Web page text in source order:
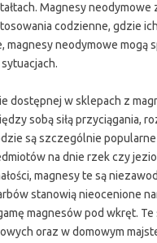
Magnesy
codzienne, gdzie
magnesy neodymowe mogą
dostępnej w sklepach z
sobą siłą przyciągania,
są szczególnie
na dnie rzek czy
magnesy te są
stanowią nieocenione
magnesów pod wkręt.
oraz w domowym